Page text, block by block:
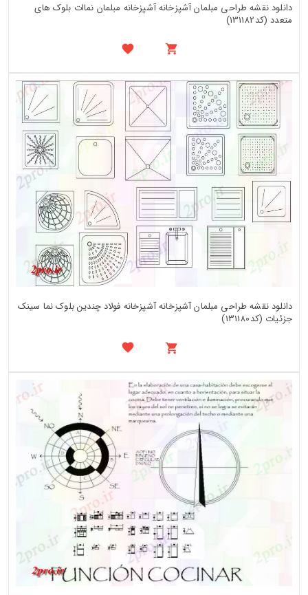
دانلود نقشه طراحی مبلمان آشپزخانه آشپزخانه مبلمان نماات بلوک های
متعدد (کد131182)
دانلود نقشه طراحی مبلمان آشپزخانه آشپزخانه فولاد چندین بلوک نما سینک
جزئیات (کد131180)